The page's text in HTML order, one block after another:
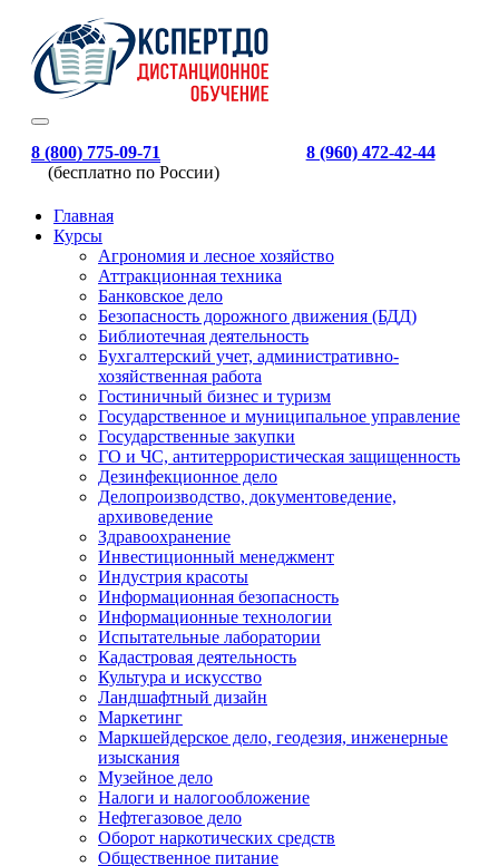
8 (800) 775-09-71
(бесплатно по России)
8 (960) 472-42-44
Главная
Курсы
Агрономия и лесное хозяйство
Аттракционная техника
Банковское дело
Безопасность дорожного движения (БДД)
Библиотечная деятельность
Бухгалтерский учет, административно-
хозяйственная работа
Гостиничный бизнес и туризм
Государственное и муниципальное управление
Государственные закупки
ГО и ЧС, антитеррористическая защищенность
Дезинфекционное дело
Делопроизводство, документоведение,
архивоведение
Здравоохранение
Инвестиционный менеджмент
Индустрия красоты
Информационная безопасность
Информационные технологии
Испытательные лаборатории
Кадастровая деятельность
Культура и искусство
Ландшафтный дизайн
Маркетинг
Маркшейдерское дело, геодезия, инженерные
изыскания
Музейное дело
Налоги и налогообложение
Нефтегазовое дело
Оборот наркотических средств
Общественное питание